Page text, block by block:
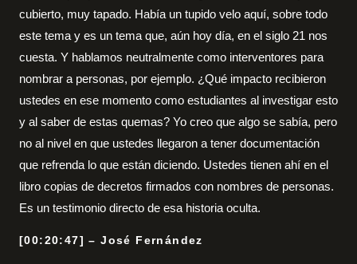
cubierto, muy tapado. Había un tupido velo aquí, sobre todo
este tema y es un tema que, aún hoy día, en el siglo 21 nos
cuesta. Y hablamos neutralmente como interventores para
nombrar a personas, por ejemplo. ¿Qué impacto recibieron
ustedes en ese momento como estudiantes al investigar esto
y al saber de estas quemas? Yo creo que algo se sabía, pero
no al nivel en que ustedes llegaron a tener documentación
que refrenda lo que están diciendo. Ustedes tienen ahí en el
libro copias de decretos firmados con nombres de personas.
Es un testimonio directo de esa historia oculta.
[00:20:47] – José Fernández